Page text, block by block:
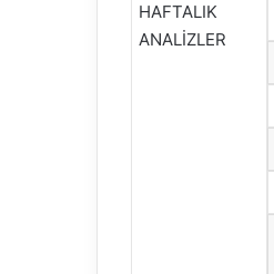
HAFTALIK
ANALİZLER